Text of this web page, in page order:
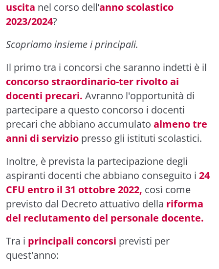
uscita nel corso dell’anno scolastico
2023/2024?
Scopriamo insieme i principali.
Il primo tra i concorsi che saranno indetti è il
concorso straordinario-ter rivolto ai
docenti precari. Avranno l'opportunità di
partecipare a questo concorso i docenti
precari che abbiano accumulato almeno tre
anni di servizio presso gli istituti scolastici.
Inoltre, è prevista la partecipazione degli
aspiranti docenti che abbiano conseguito i 24
CFU entro il 31 ottobre 2022, così come
previsto dal Decreto attuativo della riforma
del reclutamento del personale docente.
Tra i principali concorsi previsti per
quest'anno: